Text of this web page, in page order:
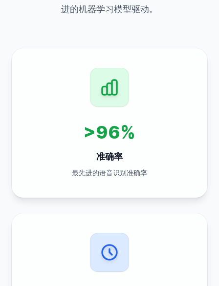
进的机器学习模型驱动。
>96%
准确率
最先进的语音识别准确率